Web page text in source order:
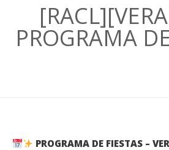
PROGRAMA
PROGRAMA DE FIESTAS –